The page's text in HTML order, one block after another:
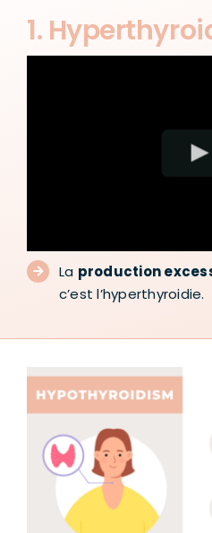
1.
La production
c’est l’hyperthyroidie.